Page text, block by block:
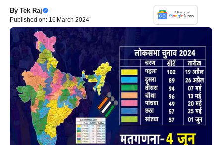
By Tek Raj
Published on: 16 March 2024